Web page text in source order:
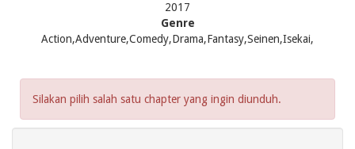
2017
Genre
Action,Adventure,Comedy,Drama,Fantasy,Seinen,Isekai,
Silakan pilih salah satu chapter yang ingin diunduh.